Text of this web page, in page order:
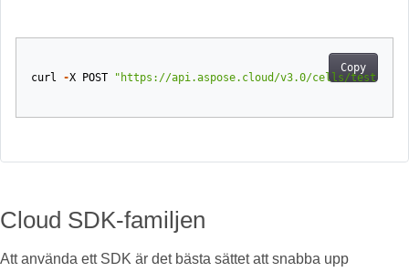
Copy
curl -X POST "https://api.aspose.cloud/v3.0/cells/test.xlsx/
Cloud SDK-familjen
Att använda ett SDK är det bästa sättet att snabba upp